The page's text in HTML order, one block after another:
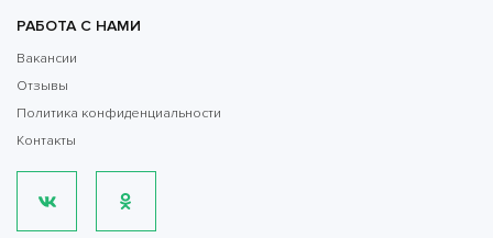
РАБОТА С НАМИ
Вакансии
Отзывы
Политика конфиденциальности
Контакты